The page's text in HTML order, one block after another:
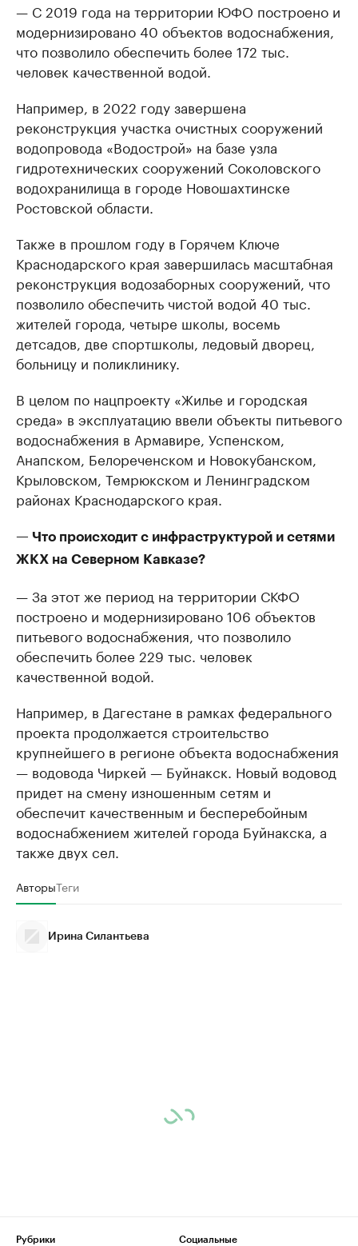
— С 2019 года на территории ЮФО построено и
модернизировано 40 объектов водоснабжения,
что позволило обеспечить более 172 тыс.
человек качественной водой.
Например, в 2022 году завершена
реконструкция участка очистных сооружений
водопровода «Водострой» на базе узла
гидротехнических сооружений Соколовского
водохранилища в городе Новошахтинске
Ростовской области.
Также в прошлом году в Горячем Ключе
Краснодарского края завершилась масштабная
реконструкция водозаборных сооружений, что
позволило обеспечить чистой водой 40 тыс.
жителей города, четыре школы, восемь
детсадов, две спортшколы, ледовый дворец,
больницу и поликлинику.
В целом по нацпроекту «Жилье и городская
среда» в эксплуатацию ввели объекты питьевого
водоснабжения в Армавире, Успенском,
Анапском, Белореченском и Новокубанском,
Крыловском, Темрюкском и Ленинградском
районах Краснодарского края.
— Что происходит с инфраструктурой и сетями
ЖКХ на Северном Кавказе?
— За этот же период на территории СКФО
построено и модернизировано 106 объектов
питьевого водоснабжения, что позволило
обеспечить более 229 тыс. человек
качественной водой.
Например, в Дагестане в рамках федерального
проекта продолжается строительство
крупнейшего в регионе объекта водоснабжения
— водовода Чиркей — Буйнакск. Новый водовод
придет на смену изношенным сетям и
обеспечит качественным и бесперебойным
водоснабжением жителей города Буйнакска, а
также двух сел.
АвторыТеги
Ирина Силантьева
Рубрики
Социальные